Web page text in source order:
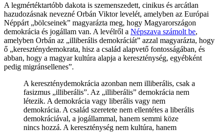
A legmértéktartóbb dakota is szemenszedett, cinikus és arcátlan
hazudozásnak nevezné Orbán Viktor levelét, amelyben az Európai
Néppárt „bölcseinek” magyarázta meg, hogy Magyarországon
demokrácia és jogállam van. A levélről a Népszava számolt be,
amelyben Orbán az „illiberális demokráciát” azzal magyarázta, hogy
ő „kereszténydemokrata, hisz a család alapvető fontosságában, és
abban, hogy a magyar kultúra alapja a kereszténység, egyébként
pedig migránsellenes”.
A kereszténydemokrácia azonban nem illiberális, csak a
fasizmus „illiberális”. Az „illiberális” demokrácia nem
létezik. A demokrácia vagy liberális vagy nem
demokrácia. A család szeretete nem ellentétes a liberális
demokráciával, a jogállammal, hanem semmi köze
nincs hozzá. A kereszténység nem kultúra, hanem